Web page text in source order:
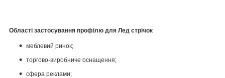
Області застосування профілю для Лед стрічок
меблевий ринок;
торгово-виробниче оснащення;
сфера реклами;